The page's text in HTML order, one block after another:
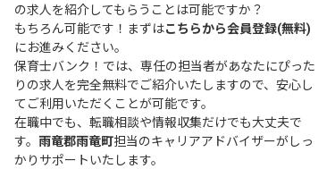
の求人を紹介してもらうことは可能ですか？
もちろん可能です！まずはこちらから会員登録(無料)
にお進みください。
保育士バンク！では、専任の担当者があなたにぴった
りの求人を完全無料でご紹介いたしますので、安心し
てご利用いただくことが可能です。
在職中でも、転職相談や情報収集だけでも大丈夫で
す。 雨竜郡雨竜町担当のキャリアアドバイザーがしっ
かりサポートいたします。